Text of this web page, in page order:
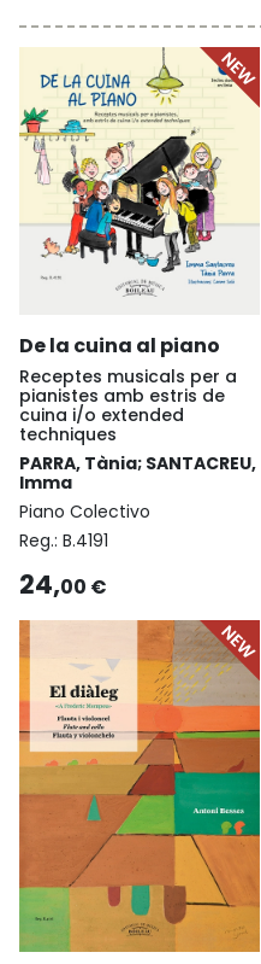
De la cuina al piano
Receptes musicals per a
pianistes amb estris de
cuina i/o extended
techniques
PARRA, Tània; SANTACREU,
Imma
Piano Colectivo
Reg.: B.4191
24,00 €